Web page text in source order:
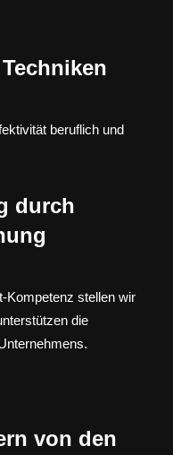
beruflich und
durch
Kompetenz stellen wir
die
von den